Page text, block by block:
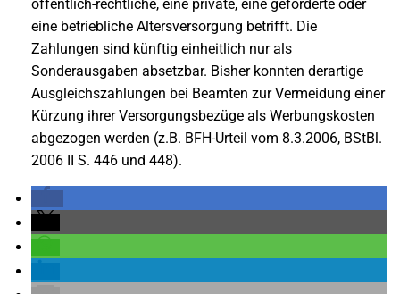
öffentlich-rechtliche, eine private, eine geförderte oder
eine betriebliche Altersversorgung betrifft. Die
Zahlungen sind künftig einheitlich nur als
Sonderausgaben absetzbar. Bisher konnten derartige
Ausgleichszahlungen bei Beamten zur Vermeidung einer
Kürzung ihrer Versorgungsbezüge als Werbungskosten
abgezogen werden (z.B. BFH-Urteil vom 8.3.2006, BStBl.
2006 II S. 446 und 448).